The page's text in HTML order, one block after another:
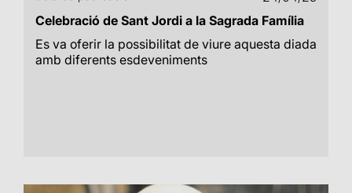
Celebració de Sant Jordi a la Sagrada Família
Es va oferir la possibilitat de viure aquesta diada
amb diferents esdeveniments